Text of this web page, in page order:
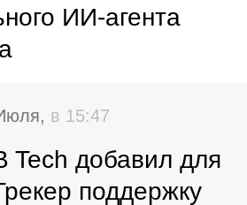
ИИ-агента
в 15:47
Tech добавил для
поддержку